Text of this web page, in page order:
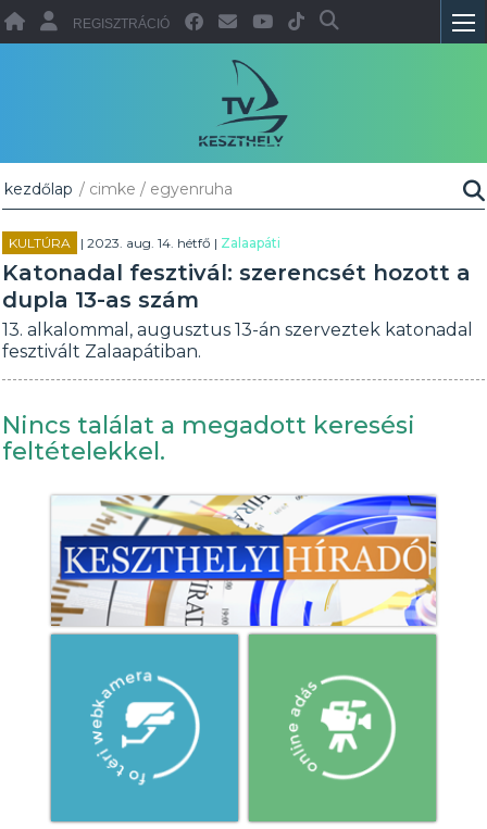
REGISZTRÁCIÓ
kezdőlap / cimke / egyenruha
KULTÚRA | 2023. aug. 14. hétfő | Zalaapáti
Katonadal fesztivál: szerencsét hozott a
dupla 13-as szám
13. alkalommal, augusztus 13-án szerveztek katonadal
fesztivált Zalaapátiban.
Nincs találat a megadott keresési
feltételekkel.